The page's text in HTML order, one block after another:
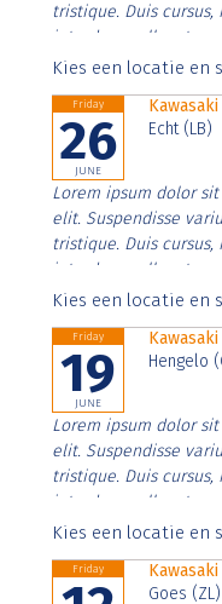
tristique. Duis
interdum nulla, ut
Aenean faucibus
Kies een locatie
Friday
26
JUNE
Echt (LB)
Lorem ipsum dolor
elit. Suspendisse
tristique. Duis
interdum nulla, ut
Aenean faucibus
Kies een locatie
Friday
19
JUNE
Hengelo
Lorem ipsum dolor
elit. Suspendisse
tristique. Duis
interdum nulla, ut
Aenean faucibus
Kies een locatie
Friday
Goes (ZL)